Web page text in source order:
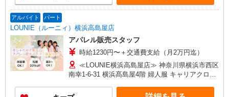
制手当／住宅手当（実家外かつ賃貸の場合のみ別
当の種類はエリアにより異なります。詳細は面接
時にお尋ねください。
アルバイト パート
LOUNIE（ルーニィ）横浜高島屋店
アパレル販売スタッフ
時給1230円〜＋交通費支給（月2万円迄）
≪LOUNIE横浜高島屋店≫ 神奈川県横浜市西区
南幸1-6-31 横浜髙島屋4階 婦人服 キャリアクロー
■横浜(ＪＲ横須賀線)2番口(約1分) ■横浜(ＪＲ京浜